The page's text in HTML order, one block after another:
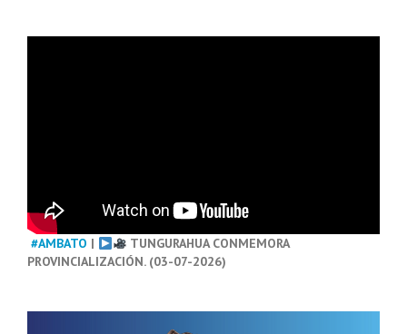
#AMBATO |
TUNGURAHUA CONMEMORA
PROVINCIALIZACIÓN. (03-07-2026)